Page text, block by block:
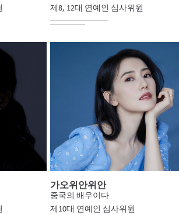
제8, 12대 연예인 심사위원
가오위안위안
중국의 배우이다
제10대 연예인 심사위원